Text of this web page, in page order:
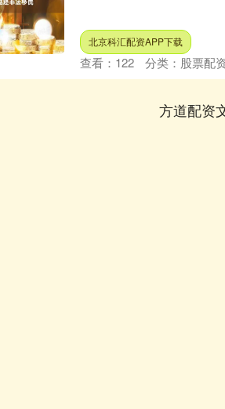
北京科汇配资APP下载
查看： 122 分类： 股票配
方道配资